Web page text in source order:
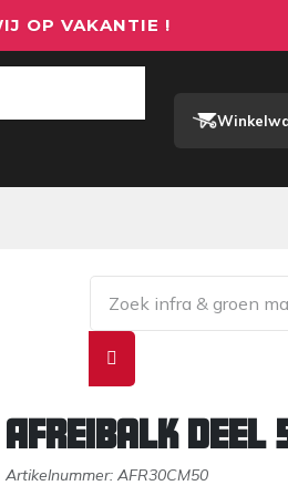
OP VAKANTIE !
Afreibalk deel
Artikelnummer: AFR30CM50